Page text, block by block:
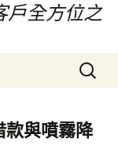
戶全方位之
搜
尋
鍵
字:
款與噴霧降